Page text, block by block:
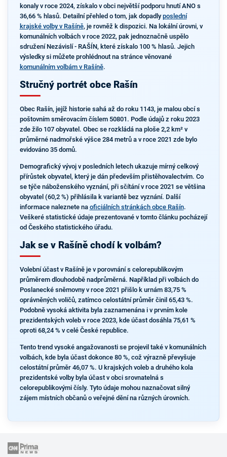
konaly v roce 2024, získalo v obci největší podporu hnutí ANO s
36,66 % hlasů. Detailní přehled o tom, jak dopadly poslední
krajské volby v Rašíně, je rovněž k dispozici. Na lokální úrovni, v
komunálních volbách v roce 2022, pak jednoznačně uspělo
sdružení Nezávislí - RAŠÍN, které získalo 100 % hlasů. Jejich
výsledky si můžete prohlédnout na stránce věnované
komunálním volbám v Rašíně.
Stručný portrét obce Rašín
Obec Rašín, jejíž historie sahá až do roku 1143, je malou obcí s
poštovním směrovacím číslem 50801. Podle údajů z roku 2023
zde žilo 107 obyvatel. Obec se rozkládá na ploše 2,2 km² v
průměrné nadmořské výšce 284 metrů a v roce 2021 zde bylo
evidováno 35 domů.
Demografický vývoj v posledních letech ukazuje mírný celkový
přírůstek obyvatel, který je dán především přistěhovalectvím. Co
se týče náboženského vyznání, při sčítání v roce 2021 se většina
obyvatel (60,2 %) přihlásila k variantě bez vyznání. Další
informace naleznete na oficiálních stránkách obce Rašín.
Veškeré statistické údaje prezentované v tomto článku pocházejí
od Českého statistického úřadu.
Jak se v Rašíně chodí k volbám?
Volební účast v Rašíně je v porovnání s celorepublikovým
průměrem dlouhodobě nadprůměrná. Například při volbách do
Poslanecké sněmovny v roce 2021 přišlo k urnám 83,75 %
oprávněných voličů, zatímco celostátní průměr činil 65,43 %.
Podobně vysoká aktivita byla zaznamenána i v prvním kole
prezidentských voleb v roce 2023, kde účast dosáhla 75,61 %
oproti 68,24 % v celé České republice.
Tento trend vysoké angažovanosti se projevil také v komunálních
volbách, kde byla účast dokonce 80 %, což výrazně převyšuje
celostátní průměr 46,07 %. U krajských voleb a druhého kola
prezidentské volby byla účast v obci srovnatelná s
celorepublikovými čísly. Tyto údaje mohou naznačovat silný
zájem místních občanů o veřejné dění na různých úrovních.